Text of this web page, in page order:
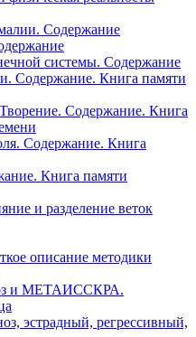
Содержание
системы. Содержание
Содержание. Книга памяти
Содержание. Книга
Содержание. Книга
Книга памяти
и разделение веток
описание методики
и МЕТАИССКРА.
эстрадный, регрессивный,